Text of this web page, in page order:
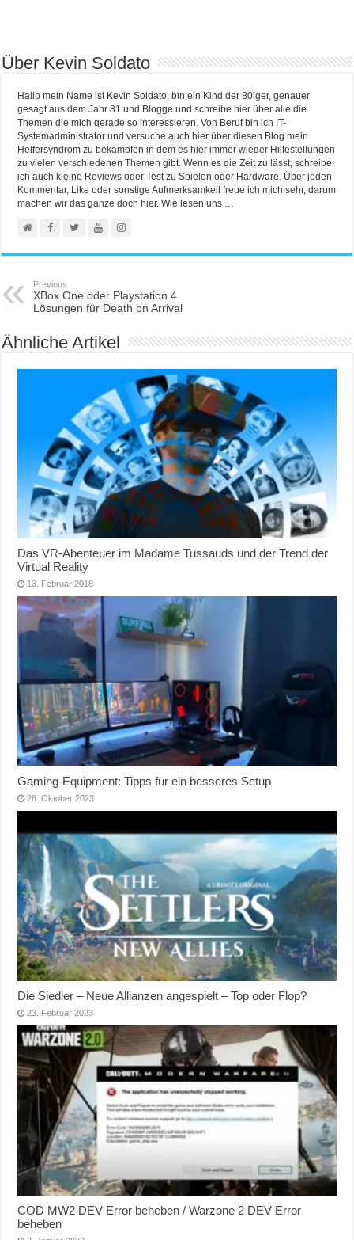
Über Kevin Soldato
Hallo mein Name ist Kevin Soldato, bin ein Kind der 80iger, genauer
gesagt aus dem Jahr 81 und Blogge und schreibe hier über alle die
Themen die mich gerade so interessieren. Von Beruf bin ich IT-
Systemadministrator und versuche auch hier über diesen Blog mein
Helfersyndrom zu bekämpfen in dem es hier immer wieder Hilfestellungen
zu vielen verschiedenen Themen gibt. Wenn es die Zeit zu lässt, schreibe
ich auch kleine Reviews oder Test zu Spielen oder Hardware. Über jeden
Kommentar, Like oder sonstige Aufmerksamkeit freue ich mich sehr, darum
machen wir das ganze doch hier. Wie lesen uns …
Previous
XBox One oder Playstation 4
Lösungen für Death on Arrival
Ähnliche Artikel
Das VR-Abenteuer im Madame Tussauds und der Trend der
Virtual Reality
13. Februar 2018
Gaming-Equipment: Tipps für ein besseres Setup
28. Oktober 2023
Die Siedler – Neue Allianzen angespielt – Top oder Flop?
23. Februar 2023
COD MW2 DEV Error beheben / Warzone 2 DEV Error
beheben